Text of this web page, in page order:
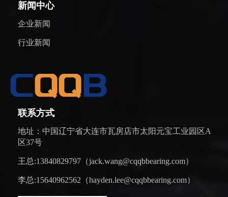
新闻中心
企业新闻
行业新闻
联系方式
地址：中国辽宁省大连市瓦房店市太阳元宝工业园区A
区37号
王总:13840829797（jack.wang@cqqbbearing.com）
李总:15640962562（hayden.lee@cqqbbearing.com）